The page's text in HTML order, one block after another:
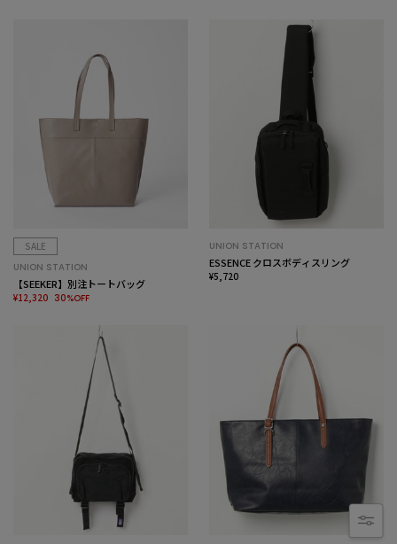
SALE
UNION STATION
【SEEKER】別注トートバッグ
¥12,320 30%OFF
UNION STATION
ESSENCE クロスボディスリング
¥5,720